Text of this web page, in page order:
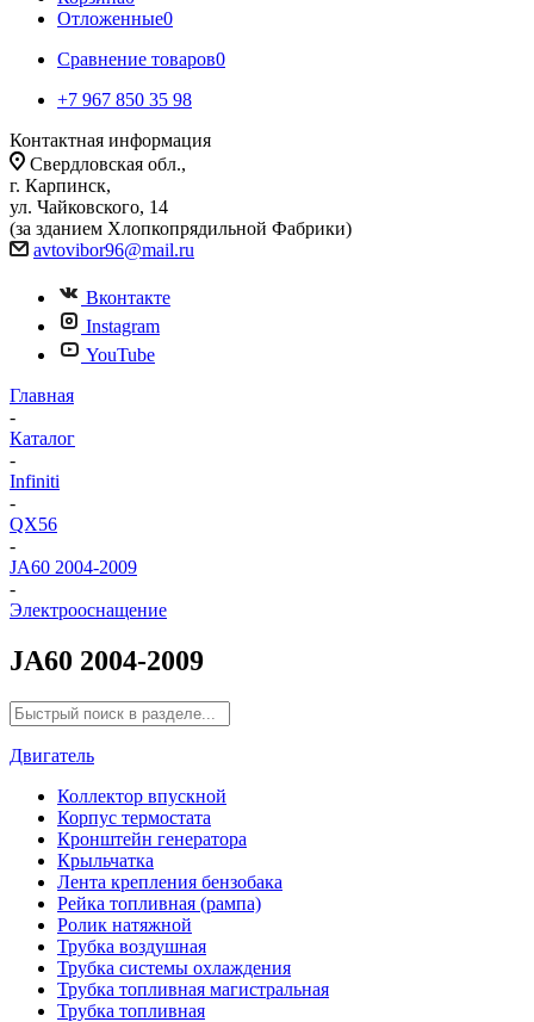
Отложенные0
Сравнение товаров0
+7 967 850 35 98
Контактная информация
Свердловская обл.,
г. Карпинск,
ул. Чайковского, 14
(за зданием Хлопкопрядильной Фабрики)
avtovibor96@mail.ru
Вконтакте
Instagram
YouTube
Главная
-
Каталог
-
Infiniti
-
QX56
-
JA60 2004-2009
-
Электрооснащение
JA60 2004-2009
Двигатель
Коллектор впускной
Корпус термостата
Кронштейн генератора
Крыльчатка
Лента крепления бензобака
Рейка топливная (рампа)
Ролик натяжной
Трубка воздушная
Трубка системы охлаждения
Трубка топливная магистральная
Трубка топливная